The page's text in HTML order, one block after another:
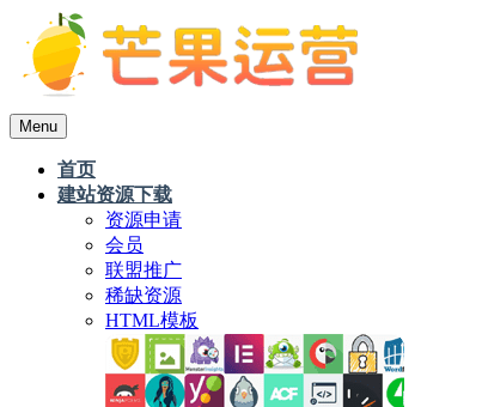
Menu
首页
建站资源下载
资源申请
会员
联盟推广
稀缺资源
HTML模板